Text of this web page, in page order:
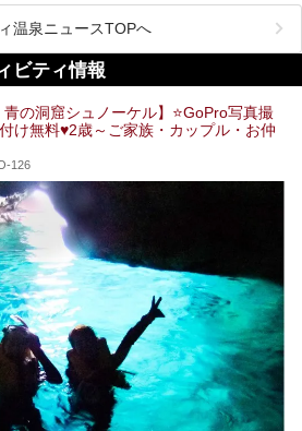
国各地の温泉地にありますが、特に九州地方は
古くから発展し、質・量ともに大変充実。九州
”といっても決して過言では無いでしょう。
住の九州の温泉ライターである筆者が過去入浴
源泉かけ流しと泉質の良さにこだわって九州の
にされてみて下さい！
温泉ニュースTOPへ
ビティ情報
青の洞窟シュノーケル】⭐GoPro写真撮
け無料♥️2歳～ご家族・カップル・お仲
126